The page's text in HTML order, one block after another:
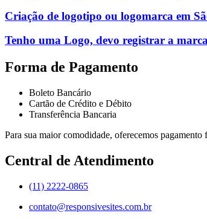
Criação de logotipo ou logomarca em
Tenho uma Logo, devo registrar a
Forma de Pagamento
Boleto Bancário
Cartão de Crédito e Débito
Transferência Bancaria
Para sua maior comodidade, oferecemos
Central de Atendimento
(11) 2222-0865
contato@responsivesites.com.br